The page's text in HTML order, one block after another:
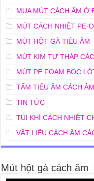
MUA MÚT CÁCH ÂM Ở
MÚT CÁCH NHIỆT PE-
MÚT HỘT GÀ TIÊU ÂM
MÚT KIM TỰ THÁP
MÚT PE FOAM BỌC
TẤM TIÊU ÂM CÁCH
TIN TỨC
TÚI KHÍ CÁCH NHIỆT
VẬT LIỆU CÁCH ÂM
Mút hột gà cách âm